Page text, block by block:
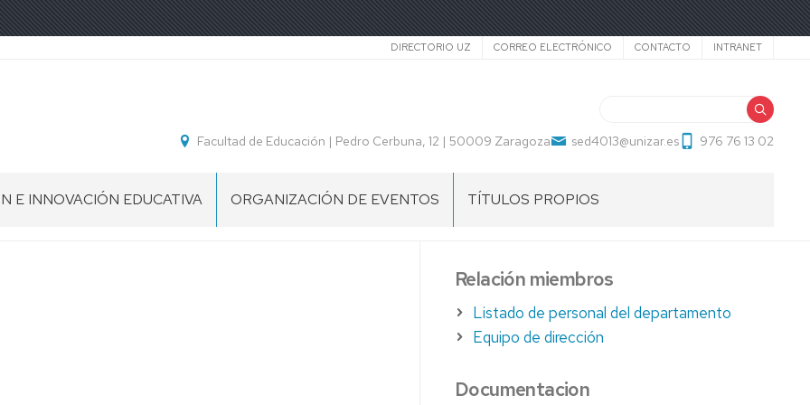
Secundario
DIRECTORIO UZ CORREO ELECTRÓNICO CONTACTO INTRANET
Facultad de Educación | Pedro Cerbuna, 12 | 50009 Zaragoza sed4013@unizar.es 976 76 13 02
E INNOVACIÓN EDUCATIVA ORGANIZACIÓN DE EVENTOS TÍTULOS PROPIOS
Relación miembros
Listado de personal del departamento
Equipo de dirección
Documentacion